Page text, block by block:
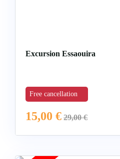
Excursion Essaouira
Free cancellation
15,00 € 29,00€